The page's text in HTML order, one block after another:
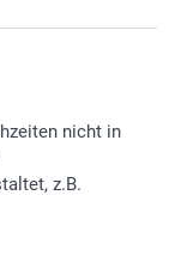
nicht in
z.B.